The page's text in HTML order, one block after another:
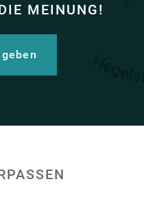
MEINUNG!